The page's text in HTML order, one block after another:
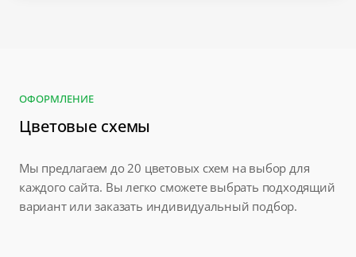
ОФОРМЛЕНИЕ
Цветовые схемы
Мы предлагаем до 20 цветовых схем на выбор для
каждого сайта. Вы легко сможете выбрать подходящий
вариант или заказать индивидуальный подбор.